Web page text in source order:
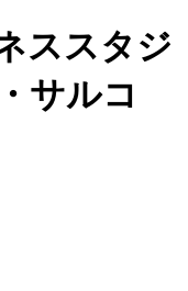
ススタジ
サルコ